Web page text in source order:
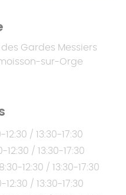
Gardes Messiers
sur-Orge
12:30 / 13:30-17:30
12:30 / 13:30-17:30
8:30-12:30 / 13:30-17:30
12:30 / 13:30-17:30